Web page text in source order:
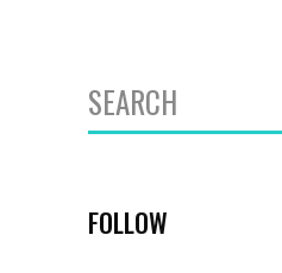
Search
for:
FOLLOW